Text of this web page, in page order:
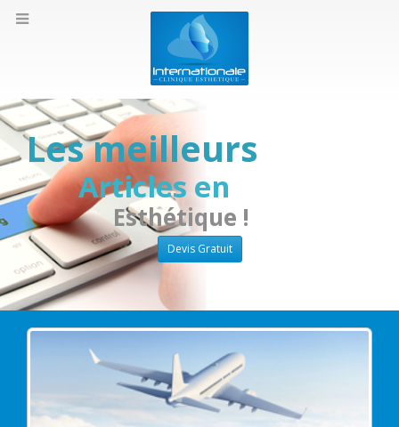
Les meilleurs
Articles en
Esthétique !
Devis Gratuit